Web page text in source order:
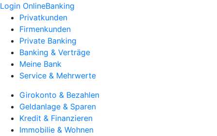
Login OnlineBanking
Privatkunden
Firmenkunden
Private Banking
Banking & Verträge
Meine Bank
Service & Mehrwerte
Girokonto & Bezahlen
Geldanlage & Sparen
Kredit & Finanzieren
Immobilie & Wohnen